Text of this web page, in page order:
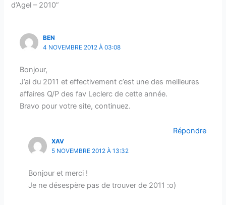
d’Agel – 2010”
BEN
4 NOVEMBRE 2012 À 03:08
Bonjour,
J’ai du 2011 et effectivement c’est une des meilleures
affaires Q/P des fav Leclerc de cette année.
Bravo pour votre site, continuez.
Répondre
XAV
5 NOVEMBRE 2012 À 13:32
Bonjour et merci !
Je ne désespère pas de trouver de 2011 :o)